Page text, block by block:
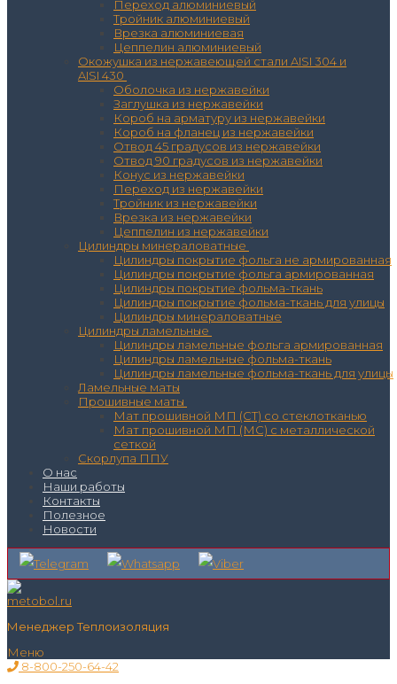
Переход алюминиевый
Тройник алюминиевый
Врезка алюминиевая
Цеппелин алюминиевый
Окожушка из нержавеющей стали AISI 304 и
AISI 430
Оболочка из нержавейки
Заглушка из нержавейки
Короб на арматуру из нержавейки
Короб на фланец из нержавейки
Отвод 45 градусов из нержавейки
Отвод 90 градусов из нержавейки
Конус из нержавейки
Переход из нержавейки
Тройник из нержавейки
Врезка из нержавейки
Цеппелин из нержавейки
Цилиндры минераловатные
Цилиндры покрытие фольга не армированная
Цилиндры покрытие фольга армированная
Цилиндры покрытие фольма-ткань
Цилиндры покрытие фольма-ткань для улицы
Цилиндры минераловатные
Цилиндры ламельные
Цилиндры ламельные фольга армированная
Цилиндры ламельные фольма-ткань
Цилиндры ламельные фольма-ткань для улицы
Ламельные маты
Прошивные маты
Мат прошивной МП (СТ) со стеклотканью
Мат прошивной МП (МС) с металлической
сеткой
Скорлупа ППУ
О нас
Наши работы
Контакты
Полезное
Новости
Менеджер Теплоизоляция
Меню
8-800-250-64-42